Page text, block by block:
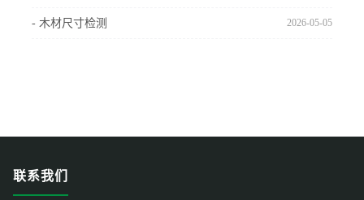
- 木材尺寸检测 2026-05-05
联系我们